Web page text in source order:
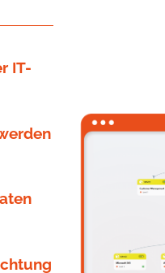
IT-